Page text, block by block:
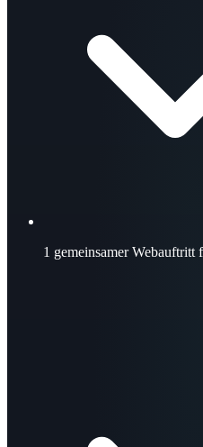
1 gemeinsamer Webauftritt